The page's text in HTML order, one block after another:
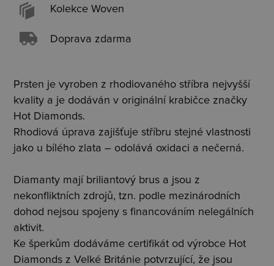
Kolekce Woven
Doprava zdarma
Prsten je vyroben z rhodiovaného stříbra nejvyšší
kvality a je dodáván v originální krabičce značky
Hot Diamonds.
Rhodiová úprava zajišťuje stříbru stejné vlastnosti
jako u bílého zlata – odolává oxidaci a nečerná.
Diamanty mají briliantový brus a jsou z
nekonfliktních zdrojů, tzn. podle mezinárodních
dohod nejsou spojeny s financováním nelegálních
aktivit.
Ke šperkům dodáváme certifikát od výrobce Hot
Diamonds z Velké Británie potvrzující, že jsou